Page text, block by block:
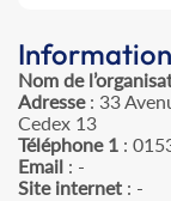
Nom de
Adresse: 33
Cedex 13
Téléphone 1 :
Email : -
Site internet : -